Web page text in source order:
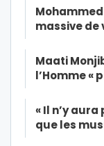
massive
Maati
l’Homme «
« Il n’y
que les